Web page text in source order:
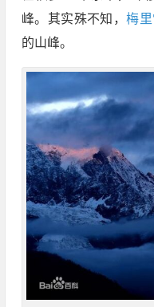
峰。其实殊不知，梅
的山峰。